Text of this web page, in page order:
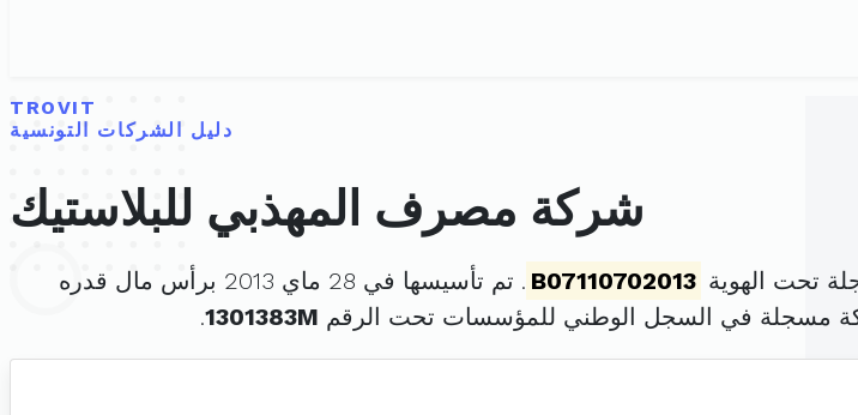
TROVIT
دليل الشركات التونسية
شركة مصرف المهذبي للبلاستيك
تحت الهوية B07110702013 . تم تأسيسها في 28 ماي 2013 برأس مال قدره
مسجلة في السجل الوطني للمؤسسات تحت الرقم 1301383M
.